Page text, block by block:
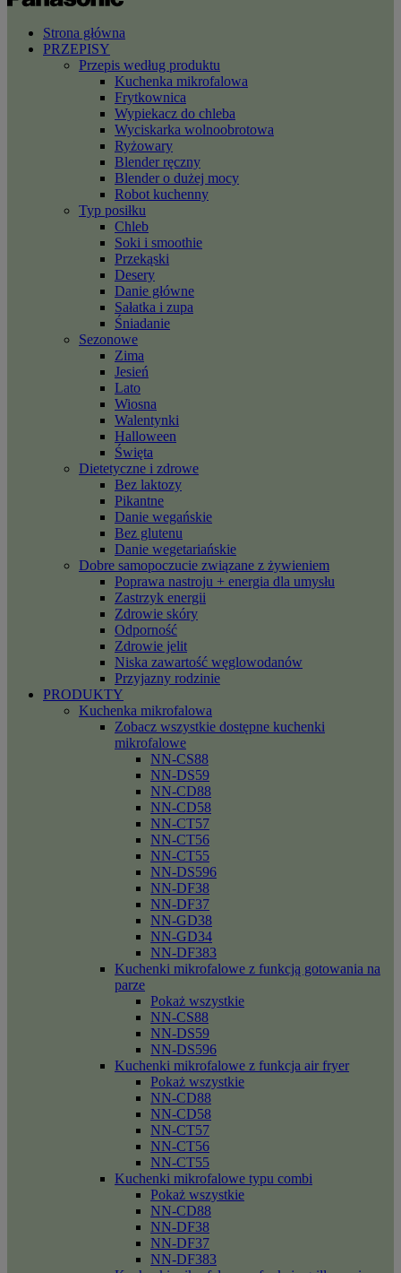
Strona główna
PRZEPISY
Przepis według produktu
Kuchenka mikrofalowa
Frytkownica
Wypiekacz do chleba
Wyciskarka wolnoobrotowa
Ryżowary
Blender ręczny
Blender o dużej mocy
Robot kuchenny
Typ posiłku
Chleb
Soki i smoothie
Przekąski
Desery
Danie główne
Sałatka i zupa
Śniadanie
Sezonowe
Zima
Jesień
Lato
Wiosna
Walentynki
Halloween
Święta
Dietetyczne i zdrowe
Bez laktozy
Pikantne
Danie wegańskie
Bez glutenu
Danie wegetariańskie
Dobre samopoczucie związane z żywieniem
Poprawa nastroju + energia dla umysłu
Zastrzyk energii
Zdrowie skóry
Odporność
Zdrowie jelit
Niska zawartość węglowodanów
Przyjazny rodzinie
PRODUKTY
Kuchenka mikrofalowa
Zobacz wszystkie dostępne kuchenki
mikrofalowe
NN-CS88
NN-DS59
NN-CD88
NN-CD58
NN-CT57
NN-CT56
NN-CT55
NN-DS596
NN-DF38
NN-DF37
NN-GD38
NN-GD34
NN-DF383
Kuchenki mikrofalowe z funkcją gotowania na
parze
Pokaż wszystkie
NN-CS88
NN-DS59
NN-DS596
Kuchenki mikrofalowe z funkcja air fryer
Pokaż wszystkie
NN-CD88
NN-CD58
NN-CT57
NN-CT56
NN-CT55
Kuchenki mikrofalowe typu combi
Pokaż wszystkie
NN-CD88
NN-DF38
NN-DF37
NN-DF383